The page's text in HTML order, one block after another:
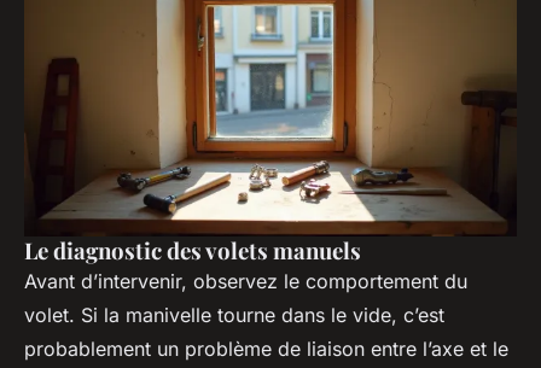
Le diagnostic des volets manuels
Avant d’intervenir, observez le comportement du
volet. Si la manivelle tourne dans le vide, c’est
probablement un problème de liaison entre l’axe et le